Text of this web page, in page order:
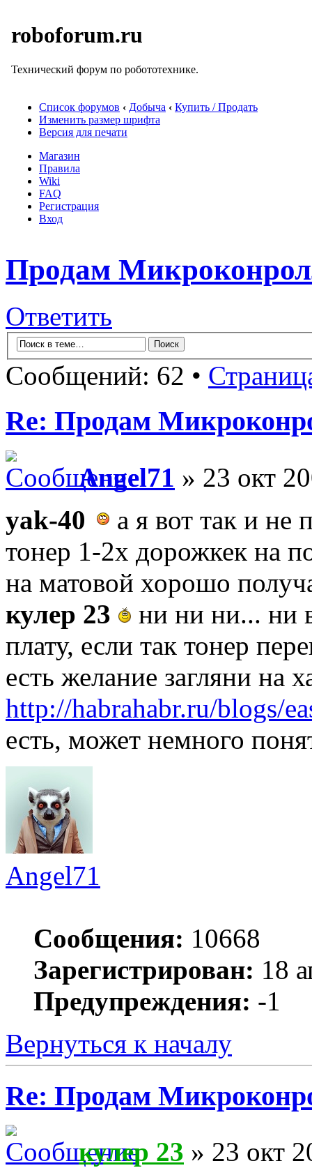
roboforum.ru
Технический форум по робототехнике.
Список форумов ‹ Добыча ‹ Купить / Продать
Изменить размер шрифта
Версия для печати
Магазин
Правила
Wiki
FAQ
Регистрация
Вход
Продам
Ответить
Сообщений: 62 •
Re: Продам
Angel71 » 23 окт
yak-40
а я вот так и не
тонер 1-2х дорожкек на
на матовой хорошо
кулер 23
ни ни ни... ни
плату, если так тонер
есть желание загляни на
http://habrahabr.ru/blogs/
есть, может немного
Angel71
Сообщения: 10668
Зарегистрирован: 18
Предупреждения: -1
Вернуться к началу
Re: Продам
кулер 23 » 23 окт